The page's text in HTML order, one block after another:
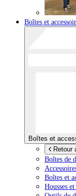
Boîtes et
Boîtes et
Retour
Boîtes de
Boîtes et
Housses et